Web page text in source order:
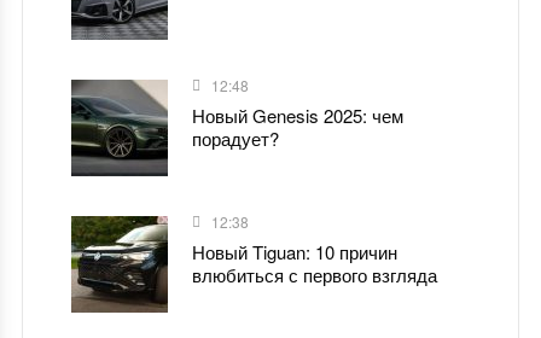
12:48
Новый Genesis 2025: чем
порадует?
12:38
Новый Tiguan: 10 причин
влюбиться с первого взгляда